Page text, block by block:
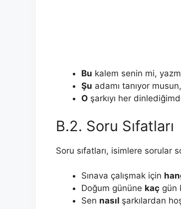
Bu kalem senin mi,
Şu adamı tanıyor
O şarkıyı her
B.2. Soru Sıfatları
Soru sıfatları, isimlere sorular
Sınava çalışmak için
Doğum gününe kaç gün
Sen nasıl şarkılardan